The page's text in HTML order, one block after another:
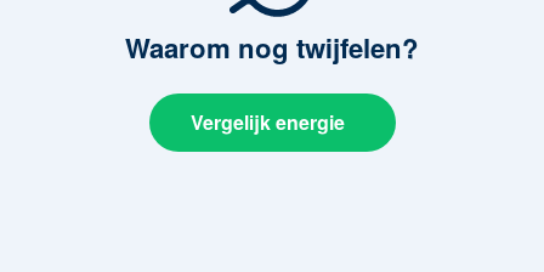
Waarom nog twijfelen?
Vergelijk energie